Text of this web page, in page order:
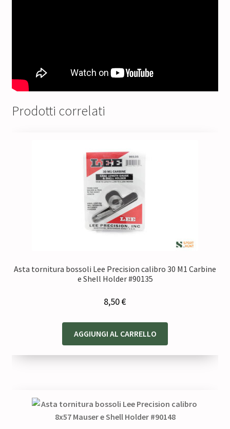
Prodotti correlati
Asta tornitura bossoli Lee Precision calibro 30 M1 Carbine
e Shell Holder #90135
8,50€
AGGIUNGI AL CARRELLO